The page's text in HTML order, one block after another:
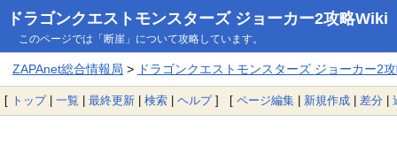
ドラゴンクエストモンスターズ ジョーカー2攻略Wiki
このページでは「断崖」について攻略しています。
ZAPAnet総合情報局 > ドラゴンクエストモンスターズ ジョーカー2
[ トップ| 一覧 | 最終更新 | 検索 | ヘルプ] [ ページ編集 | 新規作成 | 差分 |